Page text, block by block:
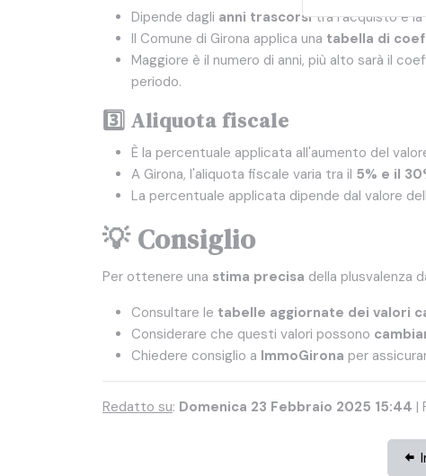
Dipende dagli anni trascorsitra l'acquisto e la
Il Comune di Girona applica una tabella di
Maggiore è il numero di anni, più alto sarà il
periodo.
3️⃣ Aliquota fiscale
È la percentuale applicata all'aumento del
A Girona, l'aliquota fiscale varia tra il 5% e il
La percentuale applicata dipende dal valore
💡 Consiglio
Per ottenere una stima precisa della plusvalenza
Consultare le tabelle aggiornate dei valori
Considerare che questi valori possono
Chiedere consiglio a ImmoGirona per
Redatto su: Domenica 23 Febbraio 2025 15:44 |